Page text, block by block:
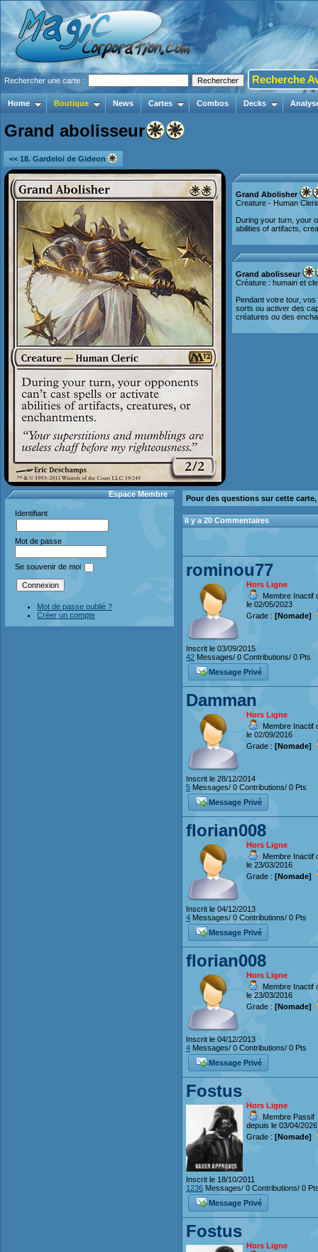
Rechercher une carte : Recherche
Home Boutique News Cartes Combos Decks
Grand abolisseur
<< 18. Gardeloi de Gideon
Grand Abolisher
Creature - Human
During your turn, your
abilities of artifacts,
Grand abolisseur
Créature : humain et
Pendant votre tour,
sorts ou activer des
créatures ou des
Espace Membre
Identifiant
Mot de passe
Se souvenir de moi
Mot de passe oublié ?
Créer un compte
Pour des questions sur cette
Il y a 20 Commentaires
rominou77
Hors Ligne
Membre Inactif
le 02/05/2023
Grade : [Nomade]
Inscrit le 03/09/2015
42 Messages/ 0 Contributions/ 0 Pts
Message Privé
Damman
Hors Ligne
Membre Inactif
le 02/09/2016
Grade : [Nomade]
Inscrit le 28/12/2014
5 Messages/ 0 Contributions/ 0 Pts
Message Privé
florian008
Hors Ligne
Membre Inactif
le 23/03/2016
Grade : [Nomade]
Inscrit le 04/12/2013
4 Messages/ 0 Contributions/ 0 Pts
Message Privé
florian008
Hors Ligne
Membre Inactif
le 23/03/2016
Grade : [Nomade]
Inscrit le 04/12/2013
4 Messages/ 0 Contributions/ 0 Pts
Message Privé
Fostus
Hors Ligne
Membre Passif
depuis le 03/04/2026
Grade : [Nomade]
Inscrit le 18/10/2011
1236 Messages/ 0 Contributions/ 0
Message Privé
Fostus
Hors Ligne